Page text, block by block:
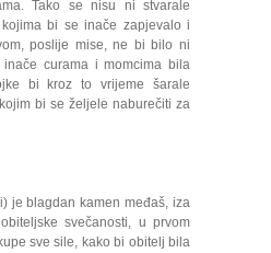
Tako se nisu ni stvarale
bi se inače zapjevalo i
poslije mise, ne bi bilo ni
curama i momcima bila
bi kroz to vrijeme šarale
bi se željele naburečiti za
je blagdan kamen međaš, iza
svečanosti, u prvom
sve sile, kako bi obitelj bila